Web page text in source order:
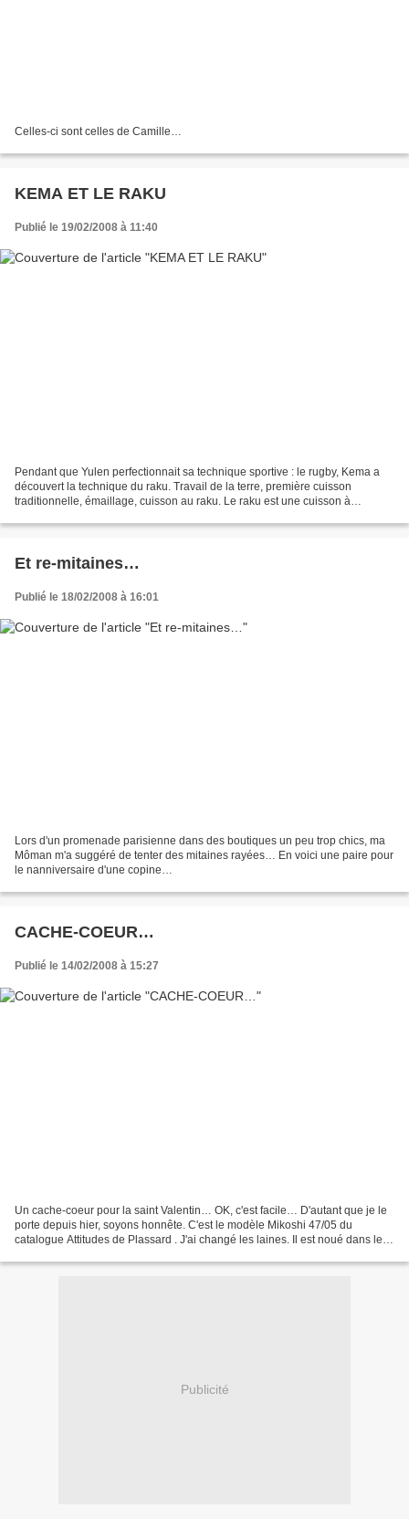
Celles-ci sont celles de Camille…
KEMA ET LE RAKU
Publié le 19/02/2008 à 11:40
Pendant que Yulen perfectionnait sa technique sportive : le rugby, Kema a
découvert la technique du raku. Travail de la terre, première cuisson
traditionnelle, émaillage, cuisson au raku. Le raku est une cuisson à
Et re-mitaines…
Publié le 18/02/2008 à 16:01
Lors d'un promenade parisienne dans des boutiques un peu trop chics, ma
Môman m'a suggéré de tenter des mitaines rayées… En voici une paire pour
le nanniversaire d'une copine…
CACHE-COEUR…
Publié le 14/02/2008 à 15:27
Un cache-coeur pour la saint Valentin… OK, c'est facile… D'autant que je le
porte depuis hier, soyons honnête. C'est le modèle Mikoshi 47/05 du
catalogue Attitudes de Plassard . J'ai changé les laines. Il est noué dans le
Publicité